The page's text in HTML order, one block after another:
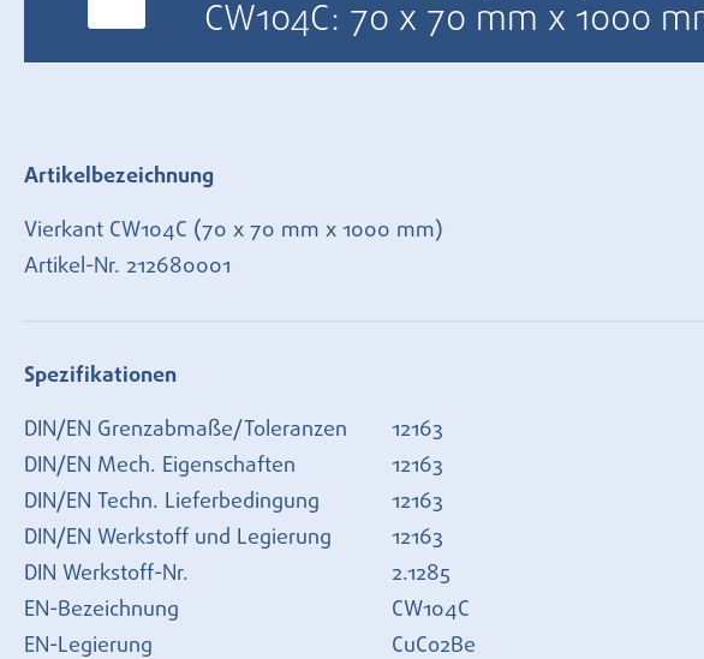
CW104C: 70 x 70 mm x 1000
Artikelbezeichnung
Vierkant CW104C (70 x 70 mm x 1000 mm)
Artikel-Nr. 212680001
Spezifikationen
DIN/EN Grenzabmaße/Toleranzen
12163
DIN/EN Mech. Eigenschaften
12163
DIN/EN Techn. Lieferbedingung
12163
DIN/EN Werkstoff und Legierung
12163
DIN Werkstoff-Nr.
2.1285
EN-Bezeichnung
CW104C
EN-Legierung
CuCo2Be